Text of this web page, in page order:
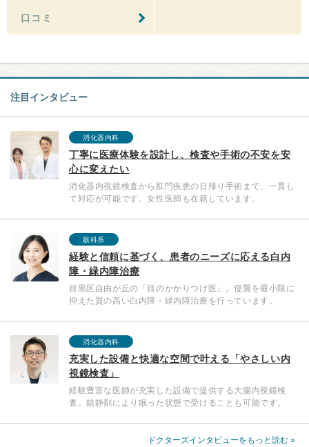
口コミ
注目インタビュー
消化器内科
丁寧に医療体験を設計し、検査や手術の不安を安
心に変えたい
消化器内視鏡検査から肛門疾患の日帰り手術まで、一貫し
て対応が可能です。女性医師も在籍しています。
眼科系
経験と信頼に基づく、患者のニーズに応える白内
障・緑内障治療
目黒区自由が丘の「目のかかりつけ医」。侵襲を最小限に
抑えた質の高い白内障・緑内障治療を行っています。
消化器内科
充実した設備と快適な空間で叶える「やさしい内
視鏡検査」
経験豊富な医師が充実した設備で提供する大腸内視鏡検
査。鎮静剤により眠った状態で受けることも可能です。
ドクターズインタビューをもっと読む »